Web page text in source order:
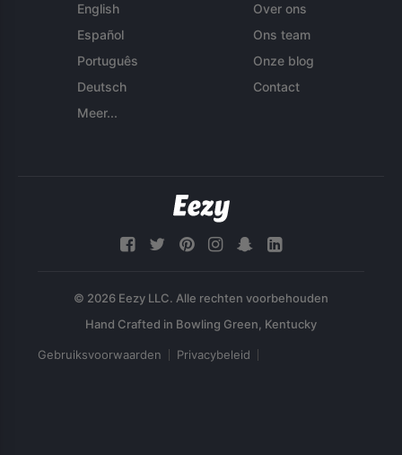
English
Español
Português
Deutsch
Meer...
Over ons
Ons team
Onze blog
Contact
© 2026 Eezy LLC. Alle rechten voorbehouden
Gebruiksvoorwaarden Privacybeleid